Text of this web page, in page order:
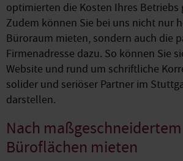
optimierten die Kosten Ihres Betriebs
Zudem können Sie bei uns nicht nur
Büroraum mieten, sondern auch die
Firmenadresse dazu. So können Sie
Website und rund um schriftliche
solider und seriöser Partner im
darstellen.
Nach
Büroflächen mieten